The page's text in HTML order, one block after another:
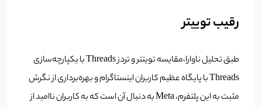
رقیب توییتر
طبق تحلیل ناوارا،مقایسه تویتتر و تردز Threads با یکپارچه‌سازی
Threads با پایگاه عظیم کاربران اینستاگرام و بهره‌برداری از نگرش
مثبت به این پلتفرم، Meta به دنبال آن است که به کاربران ناامید از